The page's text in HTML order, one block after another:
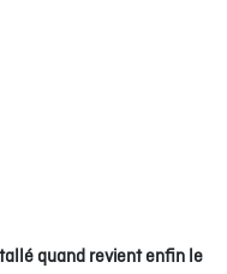
quand revient enfin le